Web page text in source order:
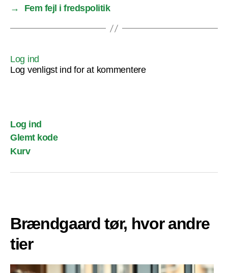
→
Fem fejl i fredspolitik
Log ind
Log venligst ind for at kommentere
Log ind
Glemt kode
Kurv
Brændgaard tør, hvor andre
tier